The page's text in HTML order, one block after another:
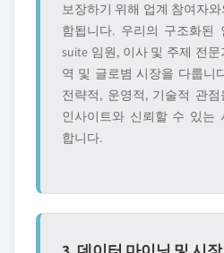
보장하기 위해 업계 참여자
함됩니다. 우리의 구조화된
suite 임원, 이사 및 주제 전
역 및 글로볌 시장을 다룹니
전략적, 운영적, 기술적 관
인사이트와 신뢰할 수 있는
합니다.